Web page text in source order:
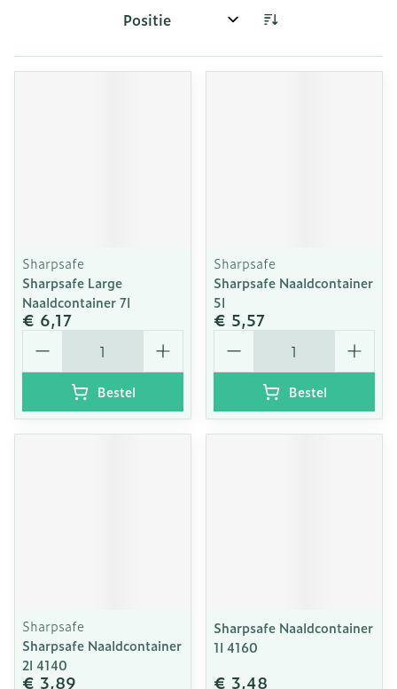
Sorteer op:
Sharpsafe
Sharpsafe Large
Naaldcontainer 7l
€ 6,17
Aantal
Bestel
Sharpsafe
Sharpsafe Naaldcontainer
5l
€ 5,57
Aantal
Bestel
Sharpsafe
Sharpsafe Naaldcontainer
2l 4140
€ 3,89
Sharpsafe Naaldcontainer
1l 4160
€ 3,48